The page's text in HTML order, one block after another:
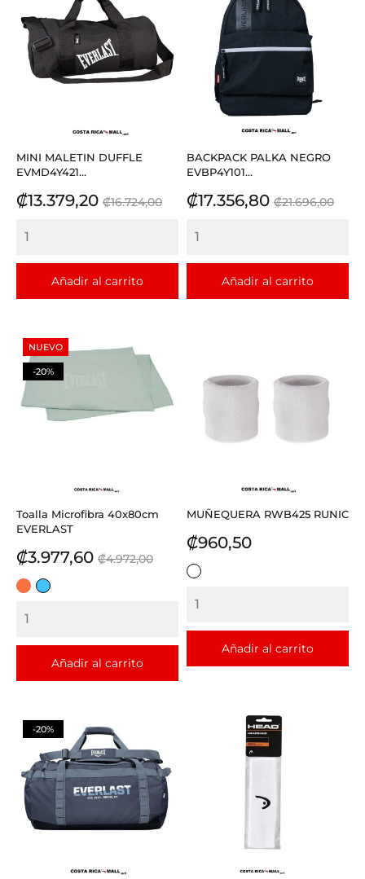
MINI MALETIN DUFFLE
EVMD4Y421...
Precio
₡13.379,20 Precio
₡16.724,00
Añadir al carrito
BACKPACK PALKA NEGRO
EVBP4Y101...
Precio
₡17.356,80 Precio
₡21.696,00
Añadir al carrito
Toalla Microfibra 40x80cm
EVERLAST
Precio
₡3.977,60 Precio
₡4.972,00
CORALAQUA
Añadir al carrito
NUEVO
-20%
MUÑEQUERA RWB425 RUNIC
Precio
₡960,50
BLANCO
Añadir al carrito
-20%